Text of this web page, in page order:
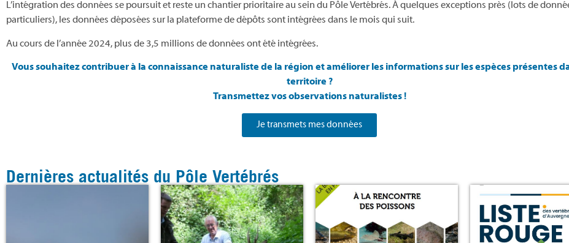
L’intégration des données se poursuit et reste un chantier prioritaire au sein du Pôle Vertébrés. À quelques exceptions près (lots de
particuliers), les données déposées sur la plateforme de dépôts sont intégrées dans le mois qui suit.
Au cours de l’année 2024, plus de 3,5 millions de données ont été intégrées.
Vous souhaitez contribuer à la connaissance naturaliste de la région et améliorer les informations sur les espèces présentes
territoire ?
Transmettez vos observations naturalistes !
Je transmets mes données
Dernières actualités du Pôle Vertébrés